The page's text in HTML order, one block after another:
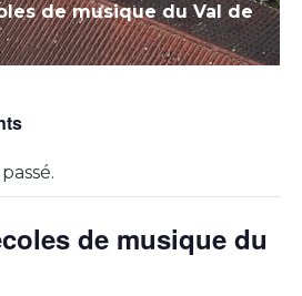
de musique du Val de
de musique du